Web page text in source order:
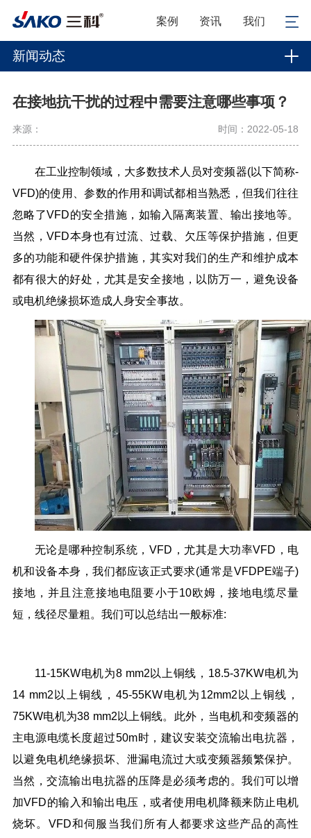
案例 资讯 我们
新闻动态
在接地抗干扰的过程中需要注意哪些事项？
来源： 时间：2022-05-18
在工业控制领域，大多数技术人员对变频器(以下简称-
VFD)的使用、参数的作用和调试都相当熟悉，但我们往往
忽略了VFD的安全措施，如输入隔离装置、输出接地等。
当然，VFD本身也有过流、过载、欠压等保护措施，但更
多的功能和硬件保护措施，其实对我们的生产和维护成本
都有很大的好处，尤其是安全接地，以防万一，避免设备
或电机绝缘损坏造成人身安全事故。
无论是哪种控制系统，VFD，尤其是大功率VFD，电
机和设备本身，我们都应该正式要求(通常是VFDPE端子)
接地，并且注意接地电阻要小于10欧姆，接地电缆尽量
短，线径尽量粗。我们可以总结出一般标准:
11-15KW电机为8 mm2以上铜线，18.5-37KW电机为
14 mm2以上铜线，45-55KW电机为12mm2以上铜线，
75KW电机为38 mm2以上铜线。此外，当电机和变频器的
主电源电缆长度超过50m时，建议安装交流输出电抗器，
以避免电机绝缘损坏、泄漏电流过大或变频器频繁保护。
当然，交流输出电抗器的压降是必须考虑的。我们可以增
加VFD的输入和输出电压，或者使用电机降额来防止电机
烧坏。VFD和伺服当我们所有人都要求这些产品的高性